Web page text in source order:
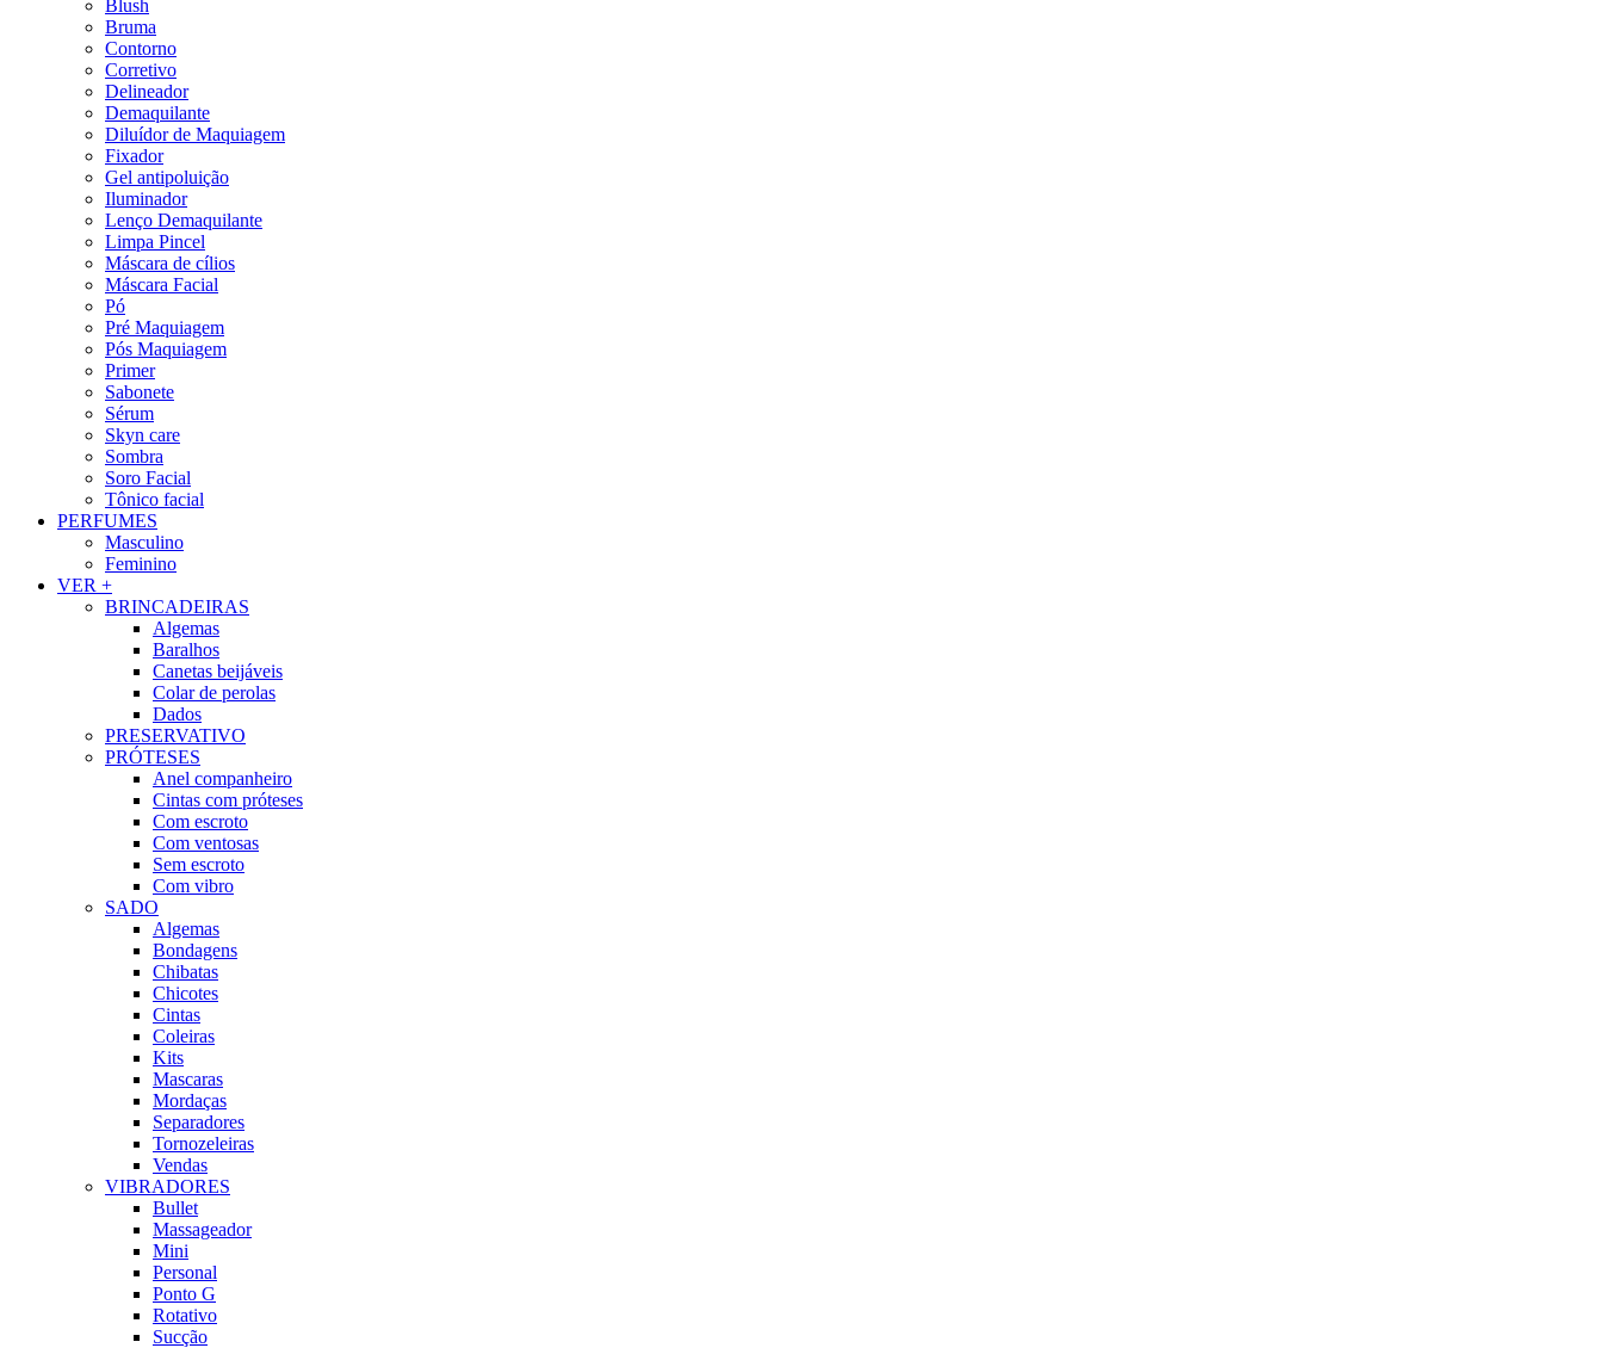
Blush
Bruma
Contorno
Corretivo
Delineador
Demaquilante
Diluídor de Maquiagem
Fixador
Gel antipoluição
Iluminador
Lenço Demaquilante
Limpa Pincel
Máscara de cílios
Máscara Facial
Pó
Pré Maquiagem
Pós Maquiagem
Primer
Sabonete
Sérum
Skyn care
Sombra
Soro Facial
Tônico facial
PERFUMES
Masculino
Feminino
VER +
BRINCADEIRAS
Algemas
Baralhos
Canetas beijáveis
Colar de perolas
Dados
PRESERVATIVO
PRÓTESES
Anel companheiro
Cintas com próteses
Com escroto
Com ventosas
Sem escroto
Com vibro
SADO
Algemas
Bondagens
Chibatas
Chicotes
Cintas
Coleiras
Kits
Mascaras
Mordaças
Separadores
Tornozeleiras
Vendas
VIBRADORES
Bullet
Massageador
Mini
Personal
Ponto G
Rotativo
Sucção